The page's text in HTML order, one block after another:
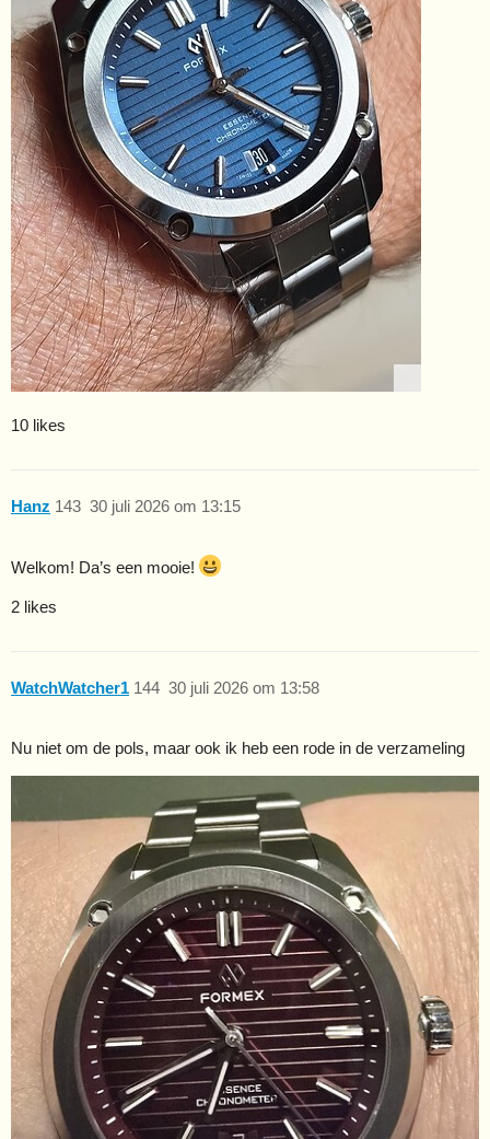
10 likes
Hanz 30 juli 2026 om 13:15
143
Welkom! Da’s een mooie!
2 likes
WatchWatcher1 30 juli 2026 om 13:58
144
Nu niet om de pols, maar ook ik heb een rode in de verzameling